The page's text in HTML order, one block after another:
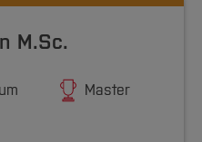
M.Sc.
Master